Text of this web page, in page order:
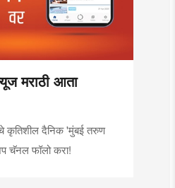
मराठी आता
कृतिशील दैनिक 'मुंबई तरुण
चॅनल फॉलो करा!